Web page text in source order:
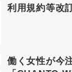
利用規約等改
働く女性が今